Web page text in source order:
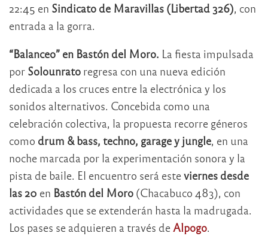
22:45 en Sindicato de Maravillas (Libertad 326), con
entrada a la gorra.
“Balanceo” en Bastón del Moro. La fiesta impulsada
por Solounrato regresa con una nueva edición
dedicada a los cruces entre la electrónica y los
sonidos alternativos. Concebida como una
celebración colectiva, la propuesta recorre géneros
como drum & bass, techno, garage y jungle, en una
noche marcada por la experimentación sonora y la
pista de baile. El encuentro será esteviernes desde
las 20 en Bastón del Moro (Chacabuco 483), con
actividades que se extenderán hasta la madrugada.
Los pases se adquieren a través de Alpogo.